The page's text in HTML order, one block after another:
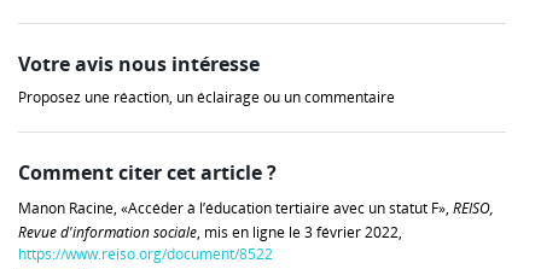
Votre avis nous intéresse
Proposez une réaction, un éclairage ou un commentaire
Comment citer cet article ?
Manon Racine, «Accéder à l’éducation tertiaire avec un statut F», REISO,
Revue d'information sociale, mis en ligne le 3 février 2022,
https://www.reiso.org/document/8522